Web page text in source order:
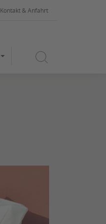
Kontakt & Anfahrt